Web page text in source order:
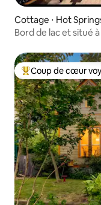
Cottage ⋅ Hot
Bord de lac et situé
Coups de cœur
Coup de cœur